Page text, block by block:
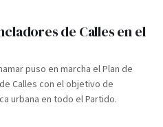
de Calles en el
puso en marcha el Plan de
Calles con el objetivo de
urbana en todo el Partido.